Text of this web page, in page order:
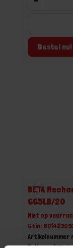
Bestel nu!
BETA
665LB/20
Niet op
Gtin:
Artikelnummer